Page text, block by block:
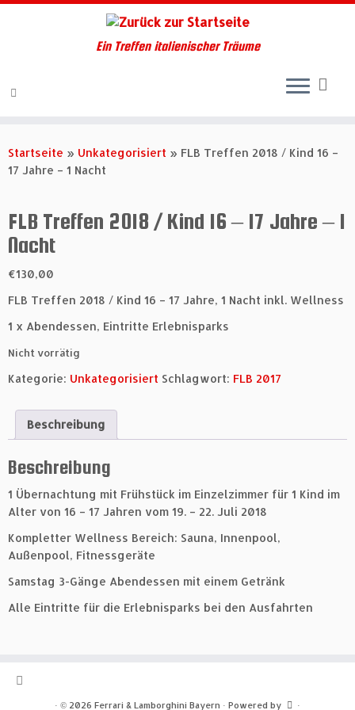
Inhalt
springen
Ein Treffen italienischer Träume
Startseite » Unkategorisiert » FLB Treffen 2018 / Kind 16 –
17 Jahre – 1 Nacht
FLB Treffen 2018 / Kind 16 – 17 Jahre – 1
Nacht
€130,00
FLB Treffen 2018 / Kind 16 – 17 Jahre, 1 Nacht inkl. Wellness
1 x Abendessen, Eintritte Erlebnisparks
Nicht vorrätig
Kategorie: Unkategorisiert Schlagwort: FLB 2017
Beschreibung
Beschreibung
1 Übernachtung mit Frühstück im Einzelzimmer für 1 Kind im
Alter von 16 – 17 Jahren vom 19. – 22. Juli 2018
Kompletter Wellness Bereich: Sauna, Innenpool,
Außenpool, Fitnessgeräte
Samstag 3-Gänge Abendessen mit einem Getränk
Alle Eintritte für die Erlebnisparks bei den Ausfahrten
· © 2026 Ferrari & Lamborghini Bayern · Powered by ·